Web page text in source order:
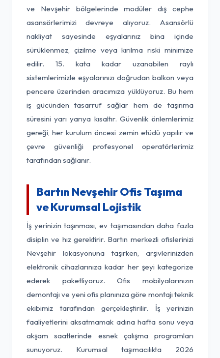
ve Nevşehir bölgelerinde modüler dış cephe
asansörlerimizi devreye alıyoruz. Asansörlü
nakliyat sayesinde eşyalarınız bina içinde
sürüklenmez, çizilme veya kırılma riski minimize
edilir. 15. kata kadar uzanabilen raylı
sistemlerimizle eşyalarınızı doğrudan balkon veya
pencere üzerinden aracımıza yüklüyoruz. Bu hem
iş gücünden tasarruf sağlar hem de taşınma
süresini yarı yarıya kısaltır. Güvenlik önlemlerimiz
gereği, her kurulum öncesi zemin etüdü yapılır ve
çevre güvenliği profesyonel operatörlerimiz
tarafından sağlanır.
Bartın Nevşehir Ofis Taşıma
ve Kurumsal Lojistik
İş yerinizin taşınması, ev taşımasından daha fazla
disiplin ve hız gerektirir. Bartın merkezli ofislerinizi
Nevşehir lokasyonuna taşırken, arşivlerinizden
elektronik cihazlarınıza kadar her şeyi kategorize
ederek paketliyoruz. Ofis mobilyalarınızın
demontajı ve yeni ofis planınıza göre montajı teknik
ekibimiz tarafından gerçekleştirilir. İş yerinizin
faaliyetlerini aksatmamak adına hafta sonu veya
akşam saatlerinde esnek çalışma programları
sunuyoruz. Kurumsal taşımacılıkta 2026